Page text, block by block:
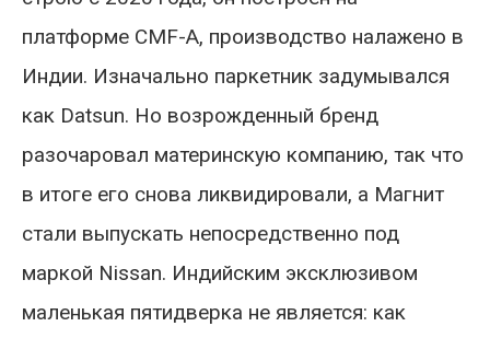
платформе CMF-A, производство налажено в
Индии. Изначально паркетник задумывался
как Datsun. Но возрожденный бренд
разочаровал материнскую компанию, так что
в итоге его снова ликвидировали, а Магнит
стали выпускать непосредственно под
маркой Nissan. Индийским эксклюзивом
маленькая пятидверка не является: как